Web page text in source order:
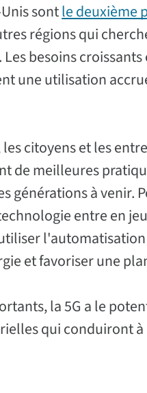
sontle deuxième
régions qui
besoins
une utilisation
citoyens et les
de meilleures
générations à
entre en
et favoriser une
la 5G a le
qui conduiront